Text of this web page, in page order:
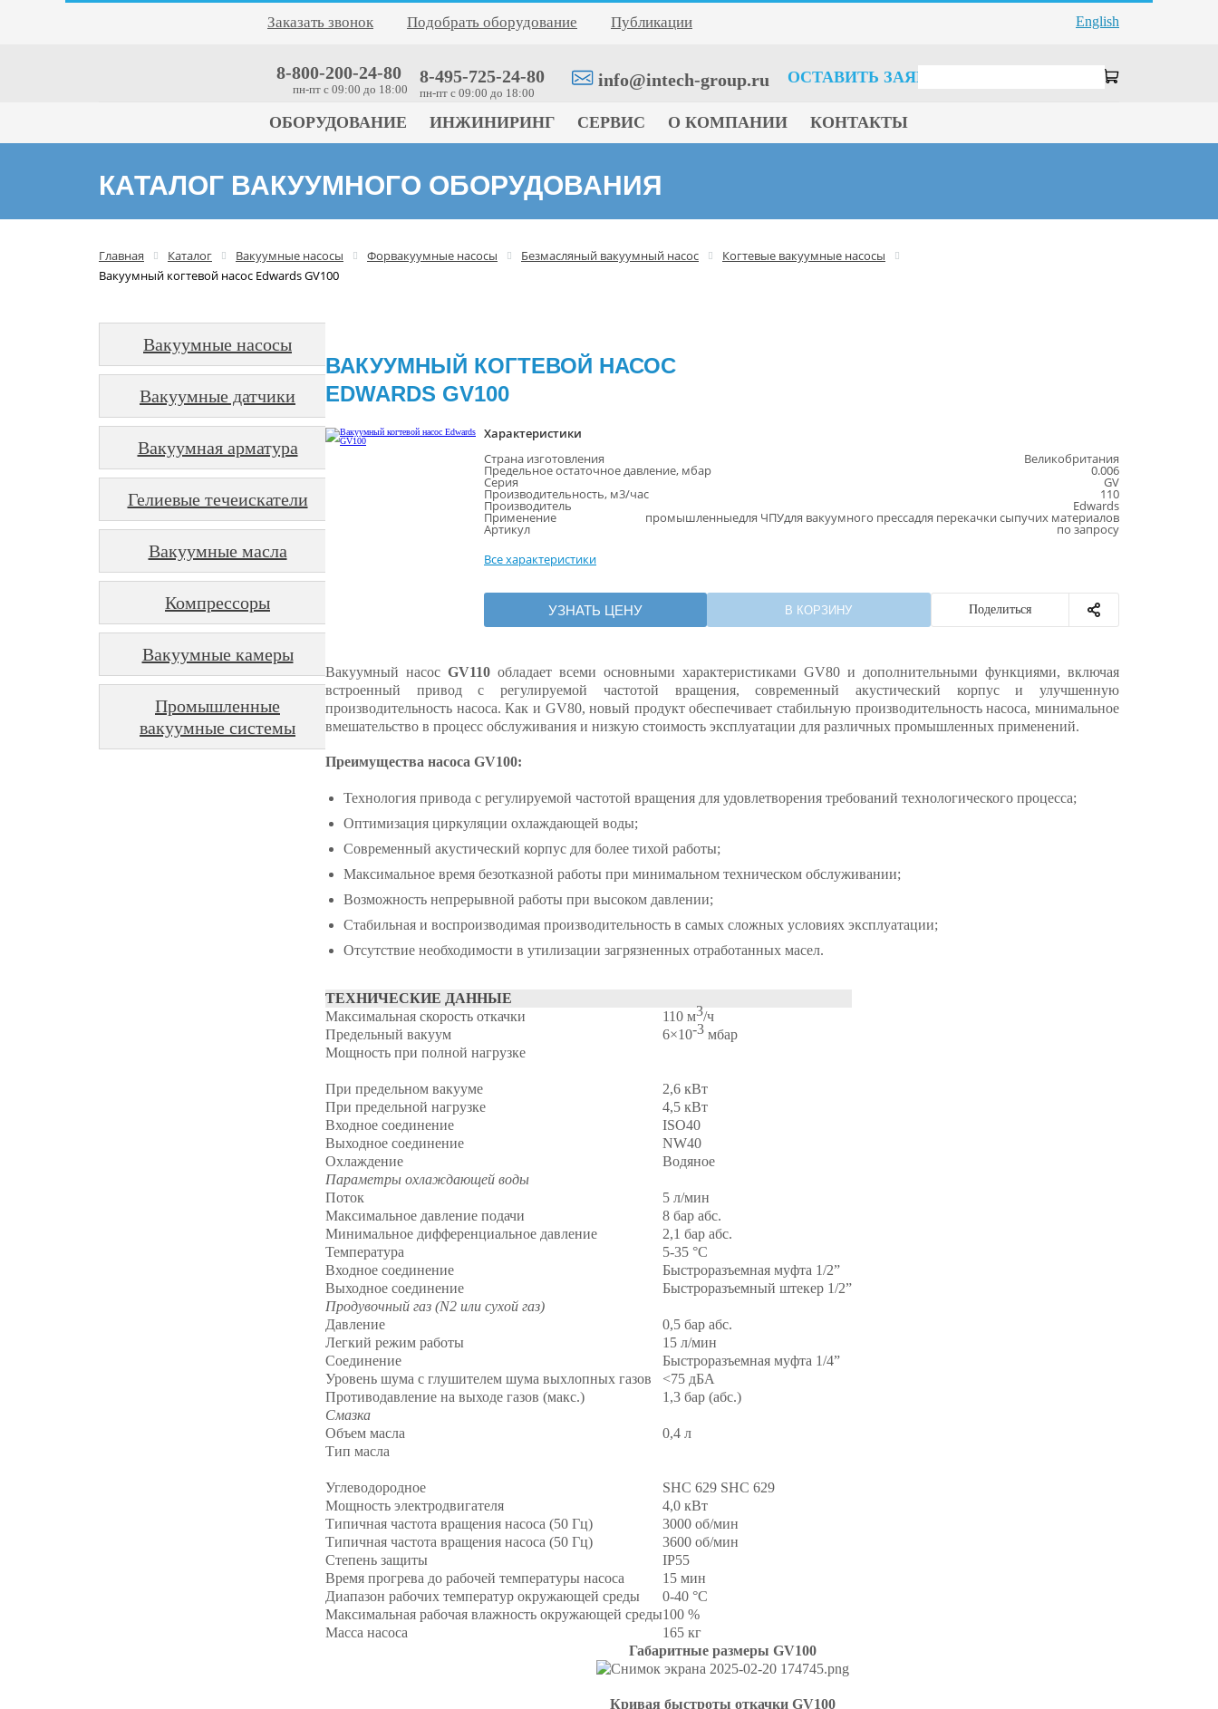
English
Заказать звонок Подобрать оборудование Публикации
8-800-200-24-80
пн-пт c 09:00 до 18:00
8-495-725-24-80
пн-пт c 09:00 до 18:00
info@intech-group.ru ОСТАВИТЬ ЗАЯВКУ
ОБОРУДОВАНИЕ ИНЖИНИРИНГ СЕРВИС О КОМПАНИИ КОНТАКТЫ
КАТАЛОГ ВАКУУМНОГО ОБОРУДОВАНИЯ
Главная Каталог Вакуумные насосы Форвакуумные насосы Безмасляный вакуумный насос
Когтевые вакуумные насосы
Вакуумный когтевой насос Edwards GV100
Вакуумные насосы
Вакуумные датчики
Вакуумная арматура
Гелиевые течеискатели
Вакуумные масла
Компрессоры
Вакуумные камеры
Промышленные
вакуумные системы
ВАКУУМНЫЙ КОГТЕВОЙ НАСОС
EDWARDS GV100
Характеристики
Страна изготовления
Великобритания
Предельное остаточное давление, мбар 0.006
Серия GV
Производительность, м3/час 110
Производитель Edwards
Применение промышленныедля ЧПУдля вакуумного прессадля перекачки сыпучих материалов
Артикул
по запросу
Все характеристики
УЗНАТЬ ЦЕНУ В КОРЗИНУ Поделиться
Вакуумный насос GV110 обладает всеми основными характеристиками GV80 и дополнительными функциями, включая
встроенный привод с регулируемой частотой вращения, современный акустический корпус и улучшенную
производительность насоса. Как и GV80, новый продукт обеспечивает стабильную производительность насоса, минимальное
вмешательство в процесс обслуживания и низкую стоимость эксплуатации для различных промышленных применений.
Преимущества насоса GV100:
Технология привода с регулируемой частотой вращения для удовлетворения требований технологического процесса;
Оптимизация циркуляции охлаждающей воды;
Современный акустический корпус для более тихой работы;
Максимальное время безотказной работы при минимальном техническом обслуживании;
Возможность непрерывной работы при высоком давлении;
Стабильная и воспроизводимая производительность в самых сложных условиях эксплуатации;
Отсутствие необходимости в утилизации загрязненных отработанных масел.
ТЕХНИЧЕСКИЕ ДАННЫЕ
Максимальная скорость откачки
110 м3/ч
Предельный вакуум
6×10-3 мбар
Мощность при полной нагрузке
При предельном вакууме
При предельной нагрузке
2,6 кВт
4,5 кВт
Входное соединение
ISO40
Выходное соединение
NW40
Охлаждение
Водяное
Параметры охлаждающей воды
Поток
5 л/мин
Максимальное давление подачи
8 бар абс.
Минимальное дифференциальное давление
2,1 бар абс.
Температура
5-35 °С
Входное соединение
Быстроразъемная муфта 1/2”
Выходное соединение
Быстроразъемный штекер 1/2”
Продувочный газ (N2 или сухой газ)
Давление
0,5 бар абс.
Легкий режим работы
15 л/мин
Соединение
Быстроразъемная муфта 1/4”
Уровень шума с глушителем шума выхлопных газов
<75 дБА
Противодавление на выходе газов (макс.)
1,3 бар (абс.)
Смазка
Объем масла
0,4 л
Тип масла
Углеводородное
SHC 629 SHC 629
Мощность электродвигателя
4,0 кВт
Типичная частота вращения насоса (50 Гц)
3000 об/мин
Типичная частота вращения насоса (50 Гц)
3600 об/мин
Степень защиты
IP55
Время прогрева до рабочей температуры насоса
15 мин
Диапазон рабочих температур окружающей среды
0-40 °C
Максимальная рабочая влажность окружающей среды100 %
Масса насоса
165 кг
Габаритные размеры GV100
Кривая быстроты откачки GV100